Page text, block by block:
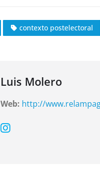
contexto postelectoral
Luis Molero
Web: http://